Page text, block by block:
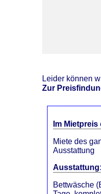
Leider können
Zur